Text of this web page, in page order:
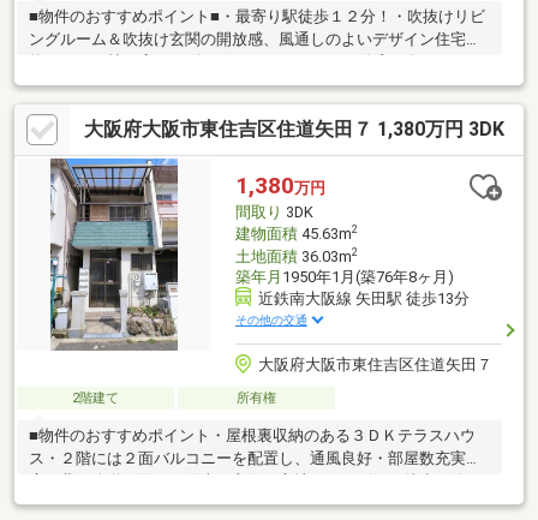
■物件のおすすめポイント■・最寄り駅徒歩１２分！・吹抜けリビ
ングルーム＆吹抜け玄関の開放感、風通しのよいデザイン住宅・
約１９．５帖の広々リビング！■リフォーム■（令和７年８月）＜
新調＞・システムキッチン・キッチンパネル・ユニットバス・洗
面台・洗濯パン・トイレ・給湯器・モニターホン・ダウンライ
ト・ポスト・建具一部＜貼替＞・クロス全て・フロアタイル・Ｃ
Ｆ・網戸一部・畳表替え・襖＜その他＞・ベランダ塗装・洗い工
事一式■周辺施設案内■・食品館アプロ矢田店：約900ｍ（徒歩13
分） 等※物件写真は２０２５年９月撮影されたものになり、現
況と異なる場合がございます。
大阪府大阪市東住吉区住道矢田７ 1,380万円 3DK
1,380万円
間取り 3DK
建物面積45.63m2
土地面積36.03m2
築年月 1950年1月(築76年8ヶ月)
近鉄南大阪線 矢田駅 徒歩13分
その他の交通
大阪府大阪市東住吉区住道矢田７
2階建て 所有権
■物件のおすすめポイント・屋根裏収納のある３ＤＫテラスハウ
ス・２階には２面バルコニーを配置し、通風良好・部屋数充実・
距離でちょっとした買い物に便利・スーパーが徒歩７分の距離で